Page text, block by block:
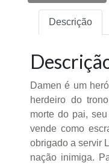
Descrição
Damen é um
herdeiro do
morte do pai,
vende como
obrigado a servir
nação inimiga.